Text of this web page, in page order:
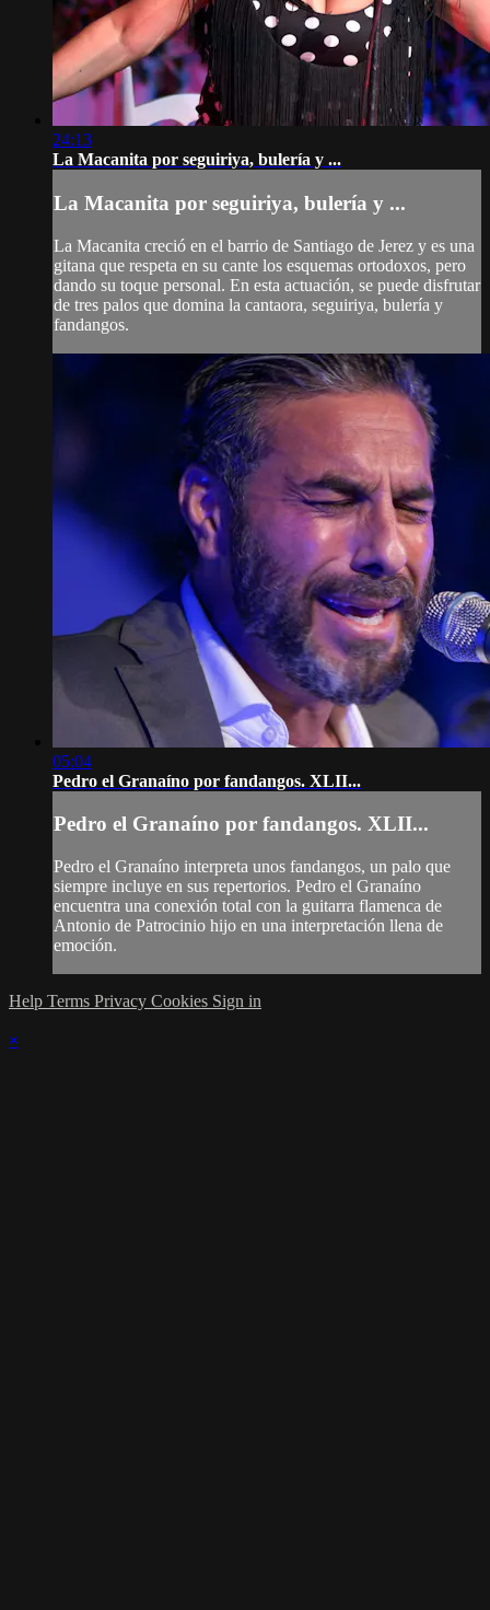
24:13
La Macanita por seguiriya, bulería y ...
La Macanita por seguiriya, bulería y ...
La Macanita creció en el barrio de Santiago de Jerez y es una
gitana que respeta en su cante los esquemas ortodoxos, pero
dando su toque personal. En esta actuación, se puede disfrutar
de tres palos que domina la cantaora, seguiriya, bulería y
fandangos.
05:04
Pedro el Granaíno por fandangos. XLII...
Pedro el Granaíno por fandangos. XLII...
Pedro el Granaíno interpreta unos fandangos, un palo que
siempre incluye en sus repertorios. Pedro el Granaíno
encuentra una conexión total con la guitarra flamenca de
Antonio de Patrocinio hijo en una interpretación llena de
emoción.
Help Terms Privacy Cookies Sign in
×